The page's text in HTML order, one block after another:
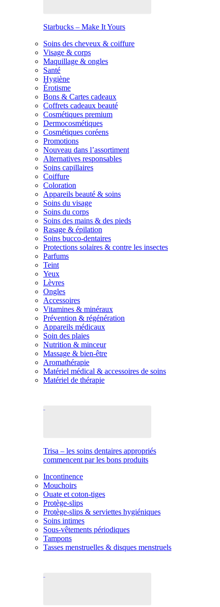
Starbucks – Make It Yours
Soins des cheveux & coiffure
Visage & corps
Maquillage & ongles
Santé
Hygiène
Érotisme
Bons & Cartes cadeaux
Coffrets cadeaux beauté
Cosmétiques premium
Dermocosmétiques
Cosmétiques coréens
Promotions
Nouveau dans l’assortiment
Alternatives responsables
Soins capillaires
Coiffure
Coloration
Appareils beauté & soins
Soins du visage
Soins du corps
Soins des mains & des pieds
Rasage & épilation
Soins bucco-dentaires
Protections solaires & contre les insectes
Parfums
Teint
Yeux
Lèvres
Ongles
Accessoires
Vitamines & minéraux
Prévention & régénération
Appareils médicaux
Soin des plaies
Nutrition & minceur
Massage & bien-être
Aromathérapie
Matériel médical & accessoires de soins
Matériel de thérapie
Trisa – les soins dentaires appropriés
commencent par les bons produits
Incontinence
Mouchoirs
Ouate et coton-tiges
Protège-slips
Protège-slips & serviettes hygiéniques
Soins intimes
Sous-vêtements périodiques
Tampons
Tasses menstruelles & disques menstruels